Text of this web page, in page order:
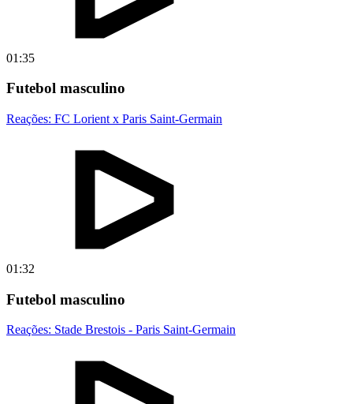
01:35
Futebol masculino
Reações: FC Lorient x Paris Saint-Germain
01:32
Futebol masculino
Reações: Stade Brestois - Paris Saint-Germain